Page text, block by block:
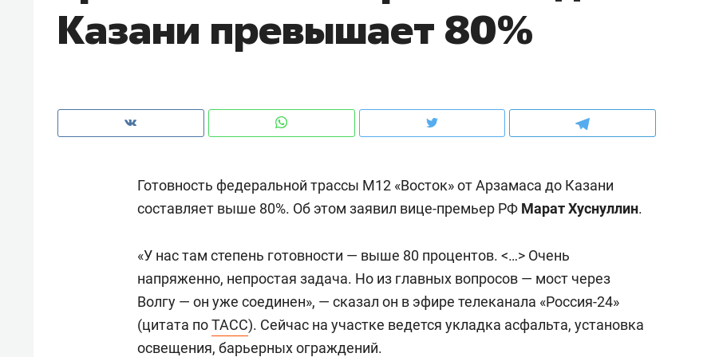
Казани превышает 80%
Готовность федеральной трассы М12 «Восток» от Арзамаса до Казани
составляет выше 80%. Об этом заявил вице-премьер РФ Марат Хуснуллин.
«У нас там степень готовности — выше 80 процентов. <…> Очень
напряженно, непростая задача. Но из главных вопросов — мост через
Волгу — он уже соединен», — сказал он в эфире телеканала «Россия-24»
(цитата поТАСС). Сейчас на участке ведется укладка асфальта, установка
освещения, барьерных ограждений.
чем интересен Оман?
о трехкратном росте цен, дотошных
клиентах и чудных запросах мастеров
Как ГК «МИР ГРУПП» и ВТБ
создают оазис жилого
комфорта под Казанью
Рекомендуем
150 камер до квартиры и Face
ID вместо ключа: какой будет
безопасность в ЖК «Нова»
Рекомендуем
природе, работа